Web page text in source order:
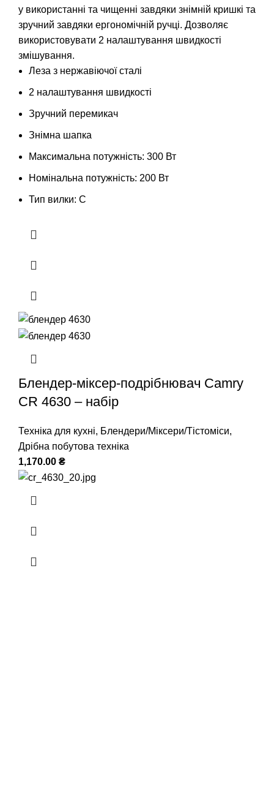
у використанні та чищенні завдяки знімній кришкі та
зручний завдяки ергономічній ручці. Дозволяє
використовувати 2 налаштування швидкості
змішування.
Леза з нержавіючої сталі
2 налаштування швидкості
Зручний перемикач
Знімна шапка
Максимальна потужність: 300 Вт
Номінальна потужність: 200 Вт
Тип вилки: C
Блендер-міксер-подрібнювач Camry
CR 4630 – набір
Техніка для кухні, Блендери/Міксери/Тістоміси,
Дрібна побутова техніка
1,170.00 ₴